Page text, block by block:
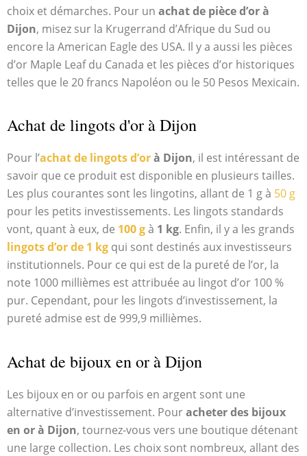
choix et démarches. Pour un achat de pièce d’or à
Dijon, misez sur la Krugerrand d’Afrique du Sud ou
encore la American Eagle des USA. Il y a aussi les pièces
d’or Maple Leaf du Canada et les pièces d’or historiques
telles que le 20 francs Napoléon ou le 50 Pesos Mexicain.
Achat de lingots d'or à Dijon
Pour l’achat de lingots d’orà Dijon, il est intéressant de
savoir que ce produit est disponible en plusieurs tailles.
Les plus courantes sont les lingotins, allant de 1 g à 50 g
pour les petits investissements. Les lingots standards
vont, quant à eux, de 100 gà 1 kg. Enfin, il y a les grands
lingots d’or de 1 kg qui sont destinés aux investisseurs
institutionnels. Pour ce qui est de la pureté de l’or, la
note 1000 millièmes est attribuée au lingot d’or 100 %
pur. Cependant, pour les lingots d’investissement, la
pureté admise est de 999,9 millièmes.
Achat de bijoux en or à Dijon
Les bijoux en or ou parfois en argent sont une
alternative d’investissement. Pouracheter des bijoux
en or à Dijon, tournez-vous vers une boutique détenant
une large collection. Les choix sont nombreux, allant des